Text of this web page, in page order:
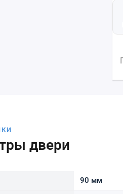
двери
90 мм